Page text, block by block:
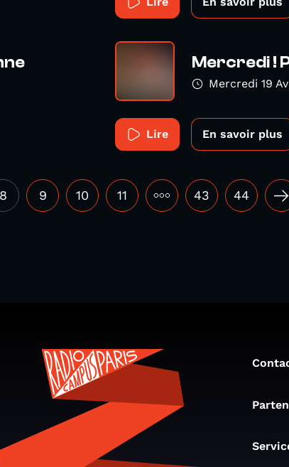
Mercredi !
Mercredi 19
Lire En savoir plus
8 9 10 11 ••• 43 44